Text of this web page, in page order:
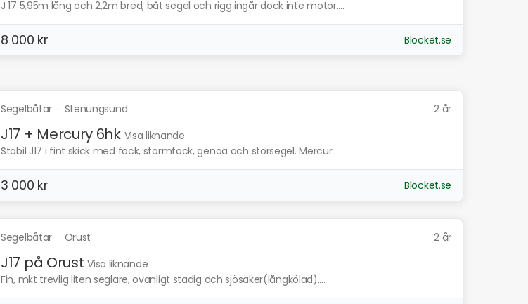
J 17 5,95m lång och 2,2m bred, båt segel och rigg ingår dock inte motor....
8 000 kr Blocket.se
Segelbåtar · Stenungsund 2 år
J17 + Mercury 6hk Visa liknande
Stabil J17 i fint skick med fock, stormfock, genoa och storsegel. Mercur...
3 000 kr Blocket.se
Segelbåtar · Orust 2 år
J17 på Orust Visa liknande
Fin, mkt trevlig liten seglare, ovanligt stadig och sjösäker(långkölad)....